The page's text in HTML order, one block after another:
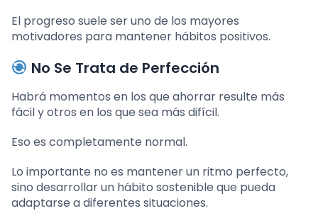
El progreso suele ser uno de los mayores
motivadores para mantener hábitos positivos.
No Se Trata de Perfección
Habrá momentos en los que ahorrar resulte más
fácil y otros en los que sea más difícil.
Eso es completamente normal.
Lo importante no es mantener un ritmo perfecto,
sino desarrollar un hábito sostenible que pueda
adaptarse a diferentes situaciones.